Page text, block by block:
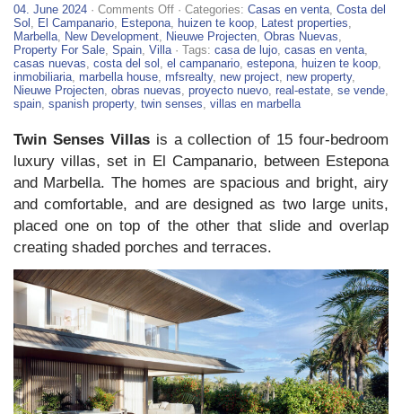
04. June 2024 · Comments Offon
Twin
Senses
–
New
Villas
in
El
· Categories: Casas en venta Costa del
Sol
El Campanario Estepona huizen te koop Latest properties
Marbella New Development Nieuwe Projecten Obras Nuevas
Property For Sale Spain Villa · Tags: casa de lujo casas en venta
casas nuevas costa del sol el campanario estepona huizen te koop
inmobiliaria marbella house mfsrealty, new project new property,
Nieuwe Projecten obras nuevas proyecto nuevo real-estate se vende
spain spanish property, twin senses villas en marbella
Twin Senses Villasis a collection of 15 four-bedroom
luxury villas, set in El Campanario, between Estepona
and Marbella. The homes are spacious and bright, airy
and comfortable, and are designed as two large units,
placed one on top of the other that slide and overlap
creating shaded porches and terraces.